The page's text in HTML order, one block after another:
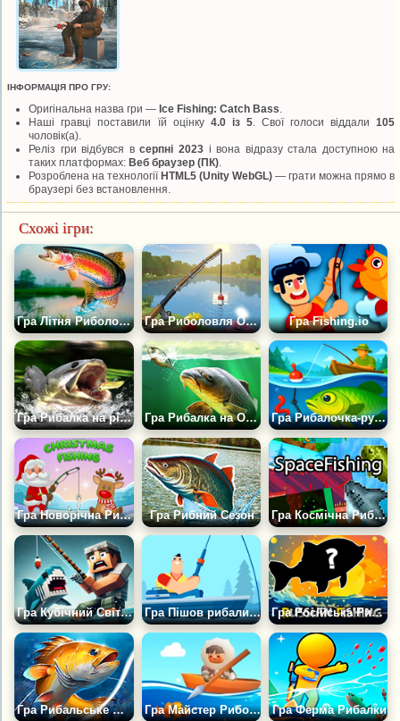
ІНФОРМАЦІЯ ПРО ГРУ:
Оригінальна назва гри —Ice Fishing: Catch Bass
Наші гравці поставили їй оцінку 4.0 із 5. Свої голоси віддали105
чоловік(а).
Реліз гри відбувся всерпні 2023і вона відразу стала доступною на
таких платформах:Веб браузер (ПК)
Розроблена на технологіїHTML5 (Unity WebGL) — грати можна прямо в
браузері без встановлення.
Схожі ігри:
Гра Літня Риболовля в Селі 2048 Гра Риболовля Онлайн: Пікселізація Гра Fishing.io
Гра Рибалка на річці Гра Рибалка на Озері 2 Гра Рибалочка-рулетка
Гра Новорічна Риболовля Гра Рибний Сезон Гра Космічна Рибалка
Гра Кубічний Світ Риболовлі Гра Пішов рибалити Гра Російська Риболовля 3
Гра Рибальське Життя 2 Гра Майстер Риболовлі: Іди на Риболовлю Гра Ферма Рибалки